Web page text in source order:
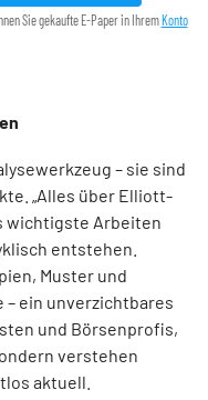
Sie gekaufte E-Paper in IhremKonto
– sie sind
„Alles über Elliott-
wichtigste Arbeiten
entstehen.
Muster und
ein unverzichtbares
und Börsenprofis,
verstehen
aktuell.